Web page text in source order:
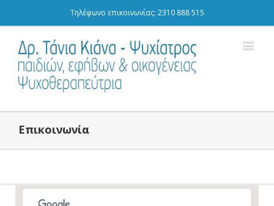
Τηλέφωνο επικοινωνίας: 2310 888 515
Επικοινωνία